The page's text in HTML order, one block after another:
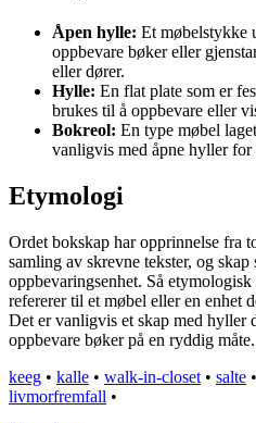
Åpen hylle: Et møbelstykke
oppbevare bøker eller
eller dører.
Hylle: En flat plate som er
brukes til å oppbevare eller
Bokreol: En type møbel
vanligvis med åpne hyller for
Etymologi
Ordet bokskap har opprinnelse fra
samling av skrevne tekster, og
oppbevaringsenhet. Så
refererer til et møbel eller en enhet
Det er vanligvis et skap med hyller
oppbevare bøker på en ryddig måte.
keeg • kalle • walk-in-closet • salte •
livmorfremfall •